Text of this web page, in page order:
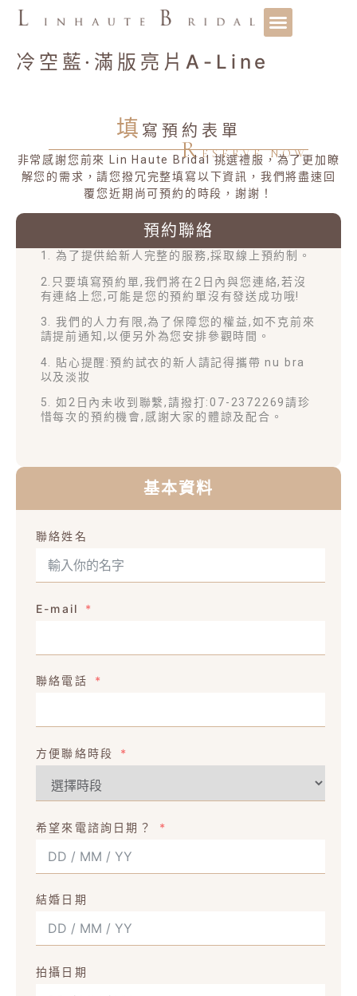
冷空藍·滿版亮片A-Line
填 寫預約表單
RESERVE NOW
非常感謝您前來 Lin Haute Bridal 挑選禮服，為了更加瞭
解您的需求，請您撥冗完整填寫以下資訊，我們將盡速回
覆您近期尚可預約的時段，謝謝！
預約聯絡
1. 為了提供給新人完整的服務,採取線上預約制。
2.只要填寫預約單,我們將在2日內與您連絡,若沒
有連絡上您,可能是您的預約單沒有發送成功哦!
3. 我們的人力有限,為了保障您的權益,如不克前來
請提前通知,以便另外為您安排參觀時間。
4. 貼心提醒:預約試衣的新人請記得攜帶 nu bra
以及淡妝
5. 如2日內未收到聯繫,請撥打:07-2372269請珍
惜每次的預約機會,感謝大家的體諒及配合。
基本資料
聯絡姓名
E-mail
聯絡電話
方便聯絡時段
希望來電諮詢日期？
結婚日期
拍攝日期